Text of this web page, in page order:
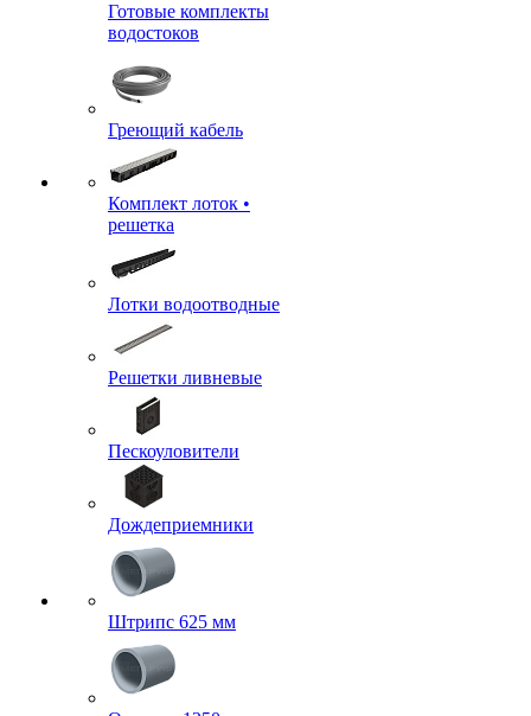
Готовые комплекты
водостоков
Греющий кабель
Комплект лоток •
решетка
Лотки водоотводные
Решетки ливневые
Пескоуловители
Дождеприемники
Штрипс 625 мм